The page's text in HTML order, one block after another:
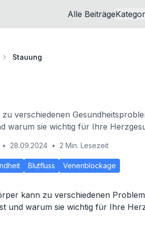
Alle Beiträge
Stauung
zu verschiedenen
warum sie wichtig für Ihre
• 28.09.2024 • 2 Min. Lesezeit
Blutfluss Venenblockage
kann zu verschiedenen
und warum sie wichtig für Ihre